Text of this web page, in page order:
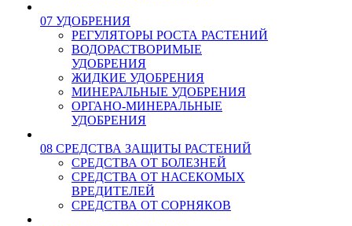
07 УДОБРЕНИЯ
РЕГУЛЯТОРЫ РОСТА РАСТЕНИЙ
ВОДОРАСТВОРИМЫЕ
УДОБРЕНИЯ
ЖИДКИЕ УДОБРЕНИЯ
МИНЕРАЛЬНЫЕ УДОБРЕНИЯ
ОРГАНО-МИНЕРАЛЬНЫЕ
УДОБРЕНИЯ
08 СРЕДСТВА ЗАЩИТЫ РАСТЕНИЙ
СРЕДСТВА ОТ БОЛЕЗНЕЙ
СРЕДСТВА ОТ НАСЕКОМЫХ
ВРЕДИТЕЛЕЙ
СРЕДСТВА ОТ СОРНЯКОВ